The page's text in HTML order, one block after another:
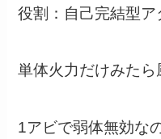
役割：自己完結型ア
単体火力だけみたら
1アビで弱体無効な